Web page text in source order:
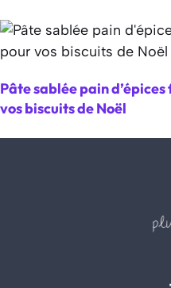
Pâte sablée pain
vos biscuits de Noël